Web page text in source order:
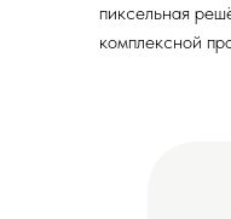
пиксельная
комплексной